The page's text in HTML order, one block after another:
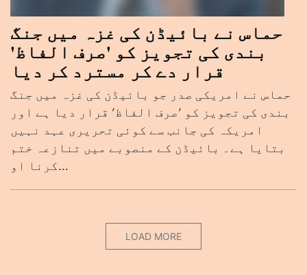
حماس نے بائیڈن کی غزہ میں جنگ
بندی کی تجویز کو 'صرف الفاظ'
قرار دے کر مسترد کر دیا
حماس نے امریکی صدر جو بائیڈن کی غزہ میں جنگ
بندی کی تجویز کو 'صرف الفاظ' قرار دیا ہے اور
امریکہ کی جانب سے کوئی تحریری عہد نہیں
بتایا ہے۔ بائیڈن کے منصوبے میں تنازعہ ختم
کرنا او...
LOAD MORE